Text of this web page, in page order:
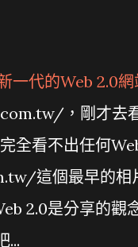
一代的Web 2.0
，剛才去
看不出任何
這個最早的相
2.0是分享的觀
...